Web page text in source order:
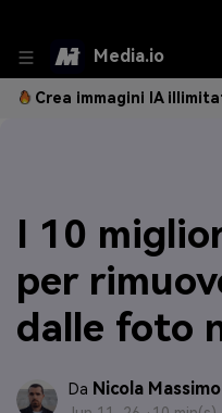
Media.io
Crea immagini IA
I 10
per
dalle foto
Da Nicola Massimo